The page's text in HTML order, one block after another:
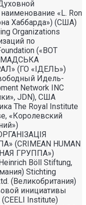
«L. Ron
Хаббарда») (США)
Organizations
по
(«ВОТ
(ГО «IДЕЛЬ»)
Идель-
Network INC
JDN), США
The Royal Institute
«Королевский
(CRIMEAN HUMAN
ГРУППА»)
Böll Stiftung,
Stichting
(Великобритания)
инициативы
Institute)